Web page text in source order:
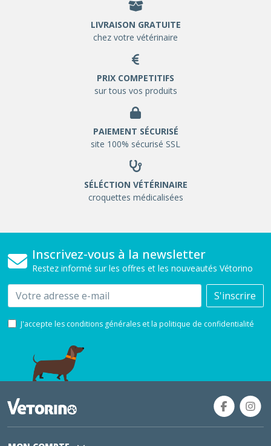
LIVRAISON GRATUITE
chez votre vétérinaire
PRIX COMPETITIFS
sur tous vos produits
PAIEMENT SÉCURISÉ
site 100% sécurisé SSL
SÉLÉCTION VÉTÉRINAIRE
croquettes médicalisées
Inscrivez-vous à la newsletter
Restez informé sur les offres et les nouveautés Vétorino
Email S'inscrire
J'accepte les conditions générales et la politique de confidentialité